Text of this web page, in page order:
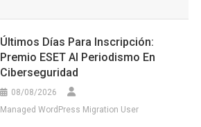
Partir De Noviembre
08/08/2026
Managed WordPress Migration User
Kellogg Adelanta Eliminación De